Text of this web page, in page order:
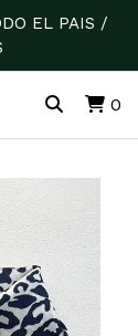
EL PAIS /
0